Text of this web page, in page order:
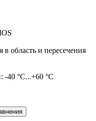
область и пересечения
40 °C...+60 °C